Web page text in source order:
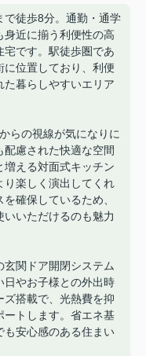
で徒歩8分。通勤・通学
身近に揃う利便性の高
宅です。駅徒歩圏であ
に位置しており、利便
暮らしやすいエリア
らの視線が気になりに
配慮された快適な空間
増える対面式キッチン
り楽しく演出してくれ
確保しているため、
いただけるのも魅力
玄関ドア開閉システム
日やお子様との外出時
ズ搭載で、光熱費を抑
ートします。省エネ基
も安心感のある住まい